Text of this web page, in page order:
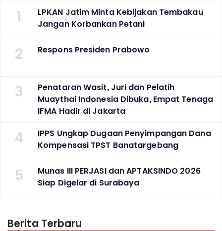
1
LPKAN Jatim Minta Kebijakan Tembakau
Jangan Korbankan Petani
2 Respons Presiden Prabowo
3
Penataran Wasit, Juri dan Pelatih
Muaythai Indonesia Dibuka, Empat Tenaga
IFMA Hadir di Jakarta
4
IPPS Ungkap Dugaan Penyimpangan Dana
Kompensasi TPST Banatargebang
5
Munas III PERJASI dan APTAKSINDO 2026
Siap Digelar di Surabaya
Berita Terbaru